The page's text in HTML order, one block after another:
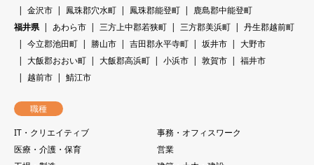
金沢市
鳳珠郡穴水町 鳳珠郡能登町
鹿島郡中能登町
福井県
あわら市 三方上中郡若狭町 三方郡美浜町
丹生郡越前町
今立郡池田町
勝山市 吉田郡永平寺町 坂井市
大野市
大飯郡おおい町
大飯郡高浜町 小浜市 敦賀市
福井市
越前市
鯖江市
職種
IT・クリエイティブ
事務・オフィスワーク
医療・介護・保育
営業